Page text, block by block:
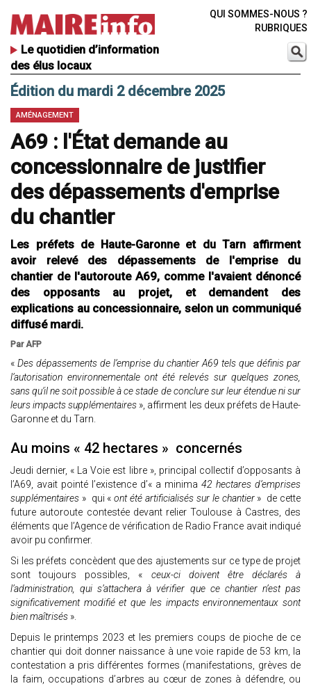
Le quotidien d’information
des élus locaux
QUI SOMMES-NOUS ?
RUBRIQUES
Édition du mardi 2 décembre 2025
AMÉNAGEMENT
A69 : l'État demande au
concessionnaire de justifier
des dépassements d'emprise
du chantier
Les préfets de Haute-Garonne et du Tarn affirment
avoir relevé des dépassements de l'emprise du
chantier de l'autoroute A69, comme l'avaient dénoncé
des opposants au projet, et demandent des
explications au concessionnaire, selon un communiqué
diffusé mardi.
Par AFP
« Des dépassements de l’emprise du chantier A69 tels que définis par
l’autorisation environnementale ont été relevés sur quelques zones,
sans qu’il ne soit possible à ce stade de conclure sur leur étendue ni sur
leurs impacts supplémentaires », affirment les deux préfets de Haute-
Garonne et du Tarn.
Au moins « 42 hectares » concernés
Jeudi dernier, « La Voie est libre », principal collectif d’opposants à
l’A69, avait pointé l’existence d’« a minima 42 hectares d’emprises
supplémentaires » qui « ont été artificialisés sur le chantier » de cette
future autoroute contestée devant relier Toulouse à Castres, des
éléments que l’Agence de vérification de Radio France avait indiqué
avoir pu confirmer.
Si les préfets concèdent que des ajustements sur ce type de projet
sont toujours possibles, « ceux-ci doivent être déclarés à
l’administration, qui s’attachera à vérifier que ce chantier n’est pas
significativement modifié et que les impacts environnementaux sont
bien maîtrisés ».
Depuis le printemps 2023 et les premiers coups de pioche de ce
chantier qui doit donner naissance à une voie rapide de 53 km, la
contestation a pris différentes formes (manifestations, grèves de
la faim, occupations d’arbres au cœur de zones à défendre, ou